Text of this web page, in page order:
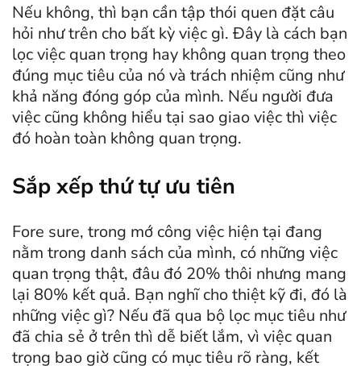
Nếu không, thì bạn cần tập thói quen đặt câu
hỏi như trên cho bất kỳ việc gì. Đây là cách bạn
lọc việc quan trọng hay không quan trọng theo
đúng mục tiêu của nó và trách nhiệm cũng như
khả năng đóng góp của mình. Nếu người đưa
việc cũng không hiểu tại sao giao việc thì việc
đó hoàn toàn không quan trọng.
Sắp xếp thứ tự ưu tiên
Fore sure, trong mớ công việc hiện tại đang
nằm trong danh sách của mình, có những việc
quan trọng thật, đâu đó 20% thôi nhưng mang
lại 80% kết quả. Bạn nghĩ cho thiệt kỹ đi, đó là
những việc gì? Nếu đã qua bộ lọc mục tiêu như
đã chia sẻ ở trên thì dễ biết lắm, vì việc quan
trọng bao giờ cũng có mục tiêu rõ ràng, kết